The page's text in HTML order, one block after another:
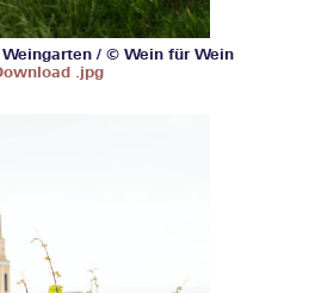
/ © Wein für Wein
.jpg